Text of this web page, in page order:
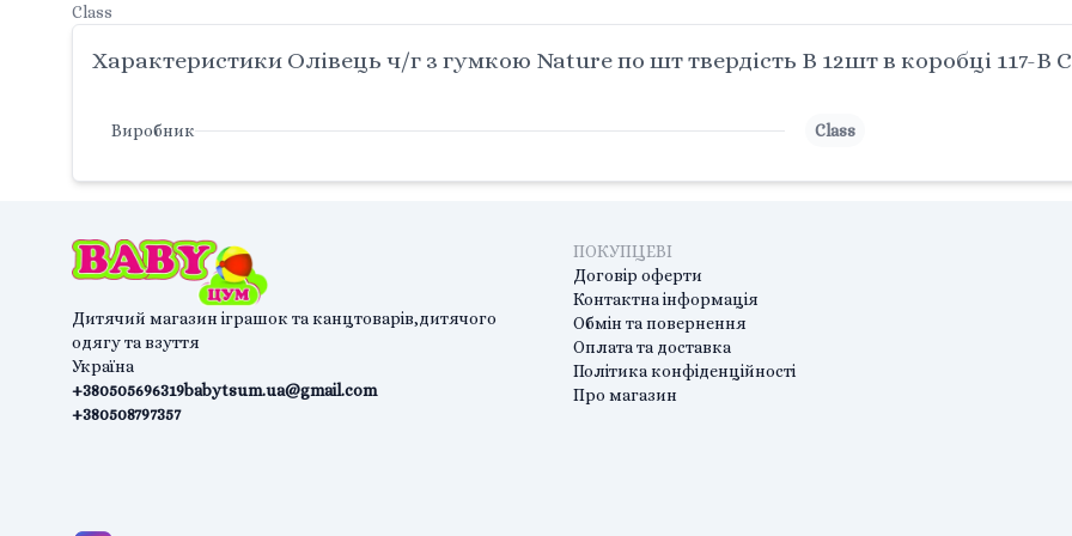
Class
Характеристики Олівець ч/г з гумкою Nature по шт твердість B 12шт в коробці 117-B
Виробник Class
Дитячий магазин іграшок та канцтоварів,дитячого
одягу та взуття
Україна
+380505696319
+380508797357
babytsum.ua@gmail.com
ПОКУПЦЕВІ
Договір оферти
Контактна інформація
Обмін та повернення
Оплата та доставка
Політика конфіденційності
Про магазин